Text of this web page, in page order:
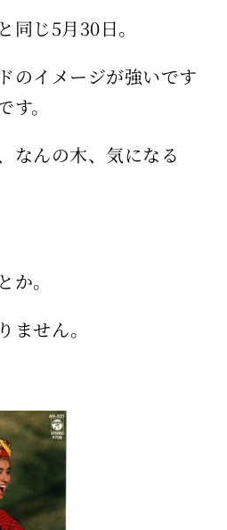
同じ5月30日。
のイメージが強いです
。
なんの木、気になる
。
ません。